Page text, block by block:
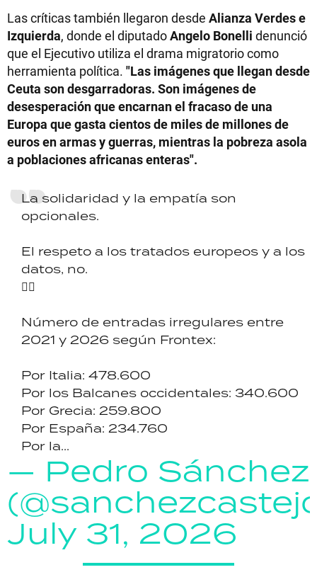
Las críticas también llegaron desde Alianza Verdes e
Izquierda, donde el diputadoAngelo Bonelli denunció
que el Ejecutivo utiliza el drama migratorio como
herramienta política. "Las imágenes que llegan desde
Ceuta son desgarradoras. Son imágenes de
desesperación que encarnan el fracaso de una
Europa que gasta cientos de miles de millones de
euros en armas y guerras, mientras la pobreza asola
a poblaciones africanas enteras".
La solidaridad y la empatía son
opcionales.
El respeto a los tratados europeos y a los
datos, no.
👇🏼
Número de entradas irregulares entre
2021 y 2026 según Frontex:
Por Italia: 478.600
Por los Balcanes occidentales: 340.600
Por Grecia: 259.800
Por España: 234.760
Por la...
— Pedro Sánchez
July 31, 2026